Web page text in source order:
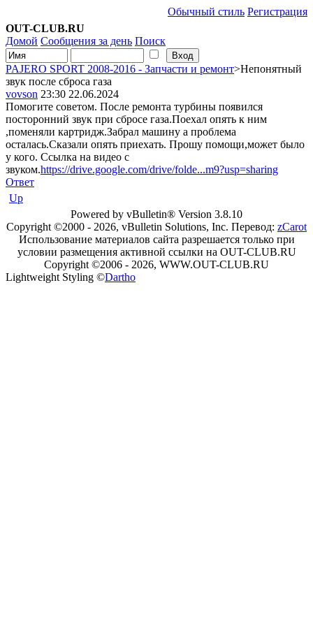
Обычный стиль Регистрация
OUT-CLUB.RU
Домой Сообщения за день Поиск
PAJERO SPORT 2008-2016 - Запчасти и ремонт>Непонятный
звук после сброса газа
vovson 23:30 22.06.2024
Помогите советом. После ремонта турбины появился
посторонний звук при сбросе газа.Поехал опять к ним
,поменяли картридж.Забрал машину а проблема
осталась.Сказали опять приехать. Прошу помощи,может было
у кого. Ссылка на видео с
звуком.https://drive.google.com/drive/folde...m9?usp=sharing
Ответ
Up
Powered by vBulletin® Version 3.8.10
Copyright ©2000 - 2026, vBulletin Solutions, Inc. Перевод: zCarot
Использование материалов сайта разрешается только при
условии размещения активной ссылки на OUT-CLUB.RU
Copyright ©2006 - 2026, WWW.OUT-CLUB.RU
Lightweight Styling ©Dartho